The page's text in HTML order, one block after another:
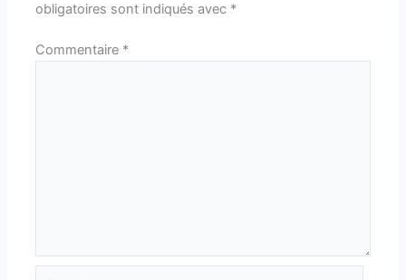
obligatoires sont indiqués avec *
Commentaire *